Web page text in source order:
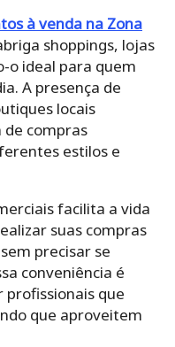
à venda na Zona
shoppings, lojas
o ideal para quem
A presença de
locais
compras
estilos e
facilita a vida
suas compras
precisar se
conveniência é
que
que aproveitem